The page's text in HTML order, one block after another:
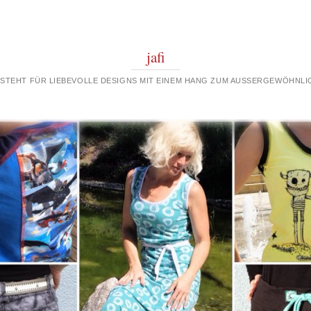
jafi
FÜR LIEBEVOLLE DESIGNS MIT EINEM HANG ZUM